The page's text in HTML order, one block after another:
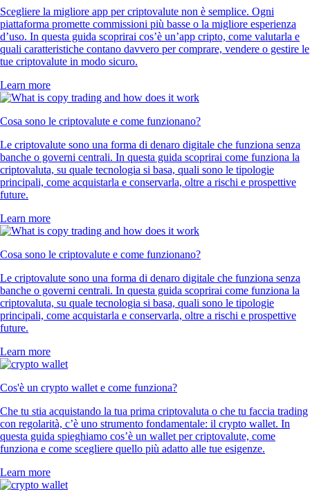
Scegliere la migliore app per criptovalute non è semplice. Ogni
piattaforma promette commissioni più basse o la migliore esperienza
d’uso. In questa guida scoprirai cos’è un’app cripto, come valutarla e
quali caratteristiche contano davvero per comprare, vendere o gestire le
tue criptovalute in modo sicuro.
Learn more
Cosa sono le criptovalute e come funzionano?
Le criptovalute sono una forma di denaro digitale che funziona senza
banche o governi centrali. In questa guida scoprirai come funziona la
criptovaluta, su quale tecnologia si basa, quali sono le tipologie
principali, come acquistarla e conservarla, oltre a rischi e prospettive
future.
Learn more
Cosa sono le criptovalute e come funzionano?
Le criptovalute sono una forma di denaro digitale che funziona senza
banche o governi centrali. In questa guida scoprirai come funziona la
criptovaluta, su quale tecnologia si basa, quali sono le tipologie
principali, come acquistarla e conservarla, oltre a rischi e prospettive
future.
Learn more
Cos'è un crypto wallet e come funziona?
Che tu stia acquistando la tua prima criptovaluta o che tu faccia trading
con regolarità, c’è uno strumento fondamentale: il crypto wallet. In
questa guida spieghiamo cos’è un wallet per criptovalute, come
funziona e come scegliere quello più adatto alle tue esigenze.
Learn more